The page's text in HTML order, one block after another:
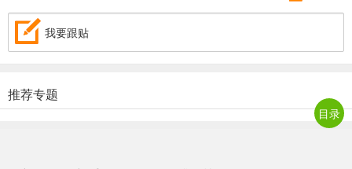
永丰棋牌
687棋牌
我要跟贴
推荐专题
目录